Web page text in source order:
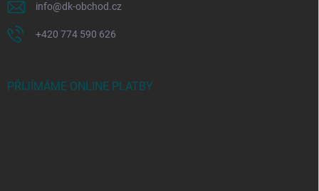
info@dk-obchod.cz
+420 774 590 626
PŘIJÍMÁME ONLINE PLATBY